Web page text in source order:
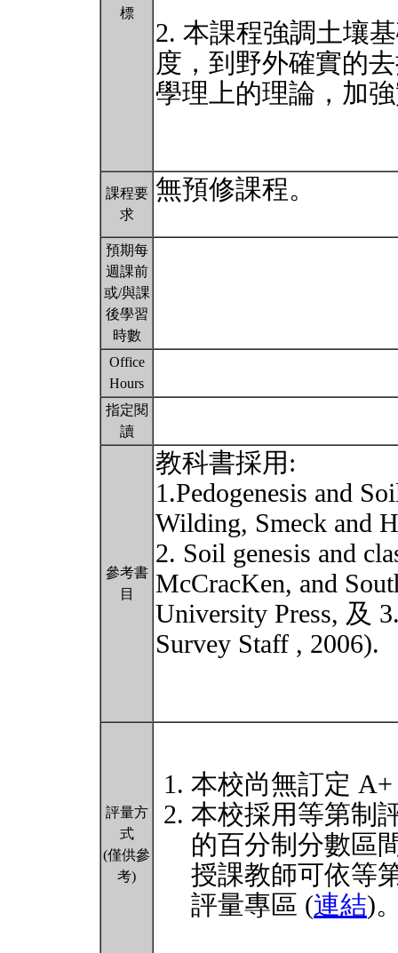
標
2. 本課程強調土壤
度，到野外確實的
學理上的理論，加
課程要
求
無預修課程。
預期每
週課前
或/與課
後學習
時數
Office
Hours
指定閱
讀
參考書
目
教科書採用:
1.Pedogenesis and
Wilding, Smeck and
2. Soil genesis and
McCracKen, and
University Press, 及
Survey Staff , 2006).
評量方
式
(僅供參
考)
本校尚無訂定
本校採用等第制
的百分制分數區
授課教師可依等
評量專區 (連結)